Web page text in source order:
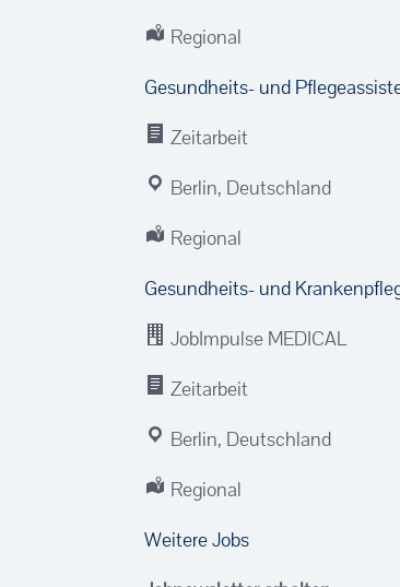
Regional
Gesundheits- und
Zeitarbeit
Berlin, Deutschland
Regional
Gesundheits- und
JobImpulse MEDICAL
Zeitarbeit
Berlin, Deutschland
Regional
Weitere Jobs